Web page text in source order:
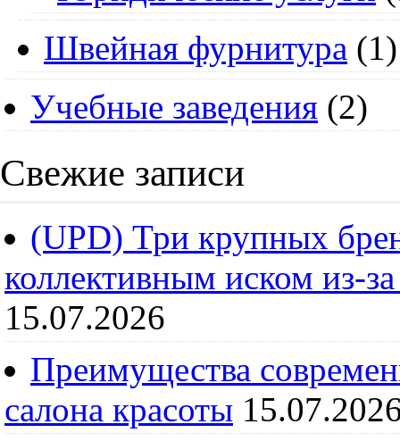
Швейная фурнитура (1)
Учебные заведения (2)
Свежие записи
(UPD) Три крупных
коллективным иском из-
15.07.2026
Преимущества
салона красоты